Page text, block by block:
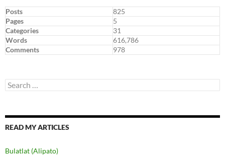
Posts
825
Pages
5
Categories
31
Words
616,786
Comments
978
Search
for:
READ MY ARTICLES
Bulatlat (Alipato)